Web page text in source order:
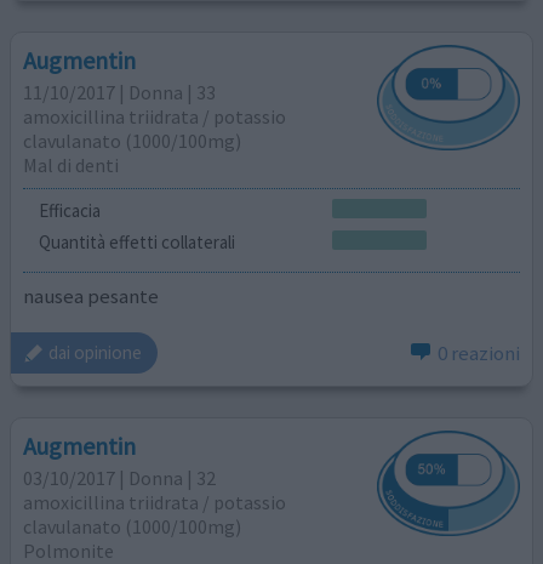
Augmentin
11/10/2017 | Donna | 33
amoxicillina triidrata / potassio
clavulanato (1000/100mg)
Mal di denti
Efficacia
Quantità effetti collaterali
nausea pesante
dai opinione 0 reazioni
Augmentin
03/10/2017 | Donna | 32
amoxicillina triidrata / potassio
clavulanato (1000/100mg)
Polmonite